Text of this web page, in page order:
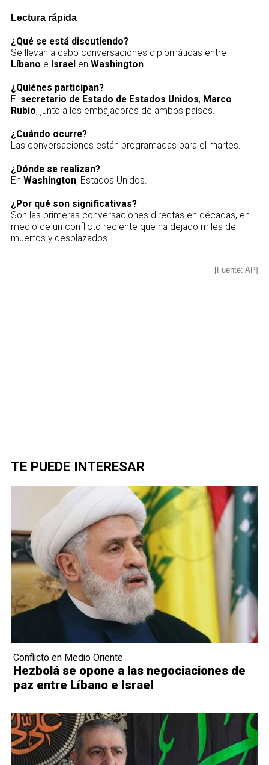
Lectura rápida
¿Qué se está discutiendo?
Se llevan a cabo conversaciones diplomáticas entre
Líbano e Israelen Washington.
¿Quiénes participan?
El secretario de Estado de Estados Unidos, Marco
Rubio, junto a los embajadores de ambos países.
¿Cuándo ocurre?
Las conversaciones están programadas para el martes.
¿Dónde se realizan?
En Washington, Estados Unidos.
¿Por qué son significativas?
Son las primeras conversaciones directas en décadas, en
medio de un conflicto reciente que ha dejado miles de
muertos y desplazados.
[Fuente: AP]
TE PUEDE INTERESAR
Conflicto en Medio Oriente
Hezbolá se opone a las negociaciones de
paz entre Líbano e Israel